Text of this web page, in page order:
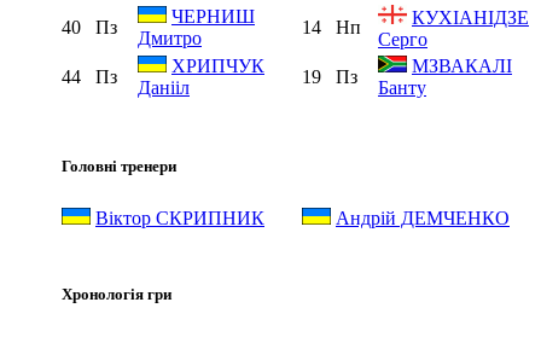
40
Пз
ЧЕРНИШ
Дмитро
14 Нп
КУХІАНІДЗЕ
Серго
44
Пз
ХРИПЧУК
Данііл
19 Пз
МЗВАКАЛІ
Банту
Головні тренери
Віктор СКРИПНИК Андрій ДЕМЧЕНКО
Хронологія гри